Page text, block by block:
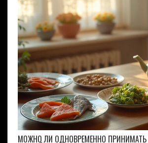
МОЖНО ЛИ ОДНОВРЕМЕННО ПРИНИМАТЬ